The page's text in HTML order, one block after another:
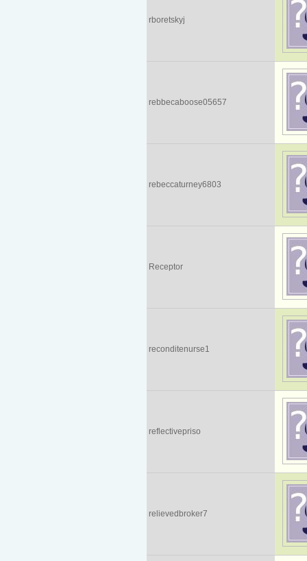
rboretskyj
rebbecaboose05657
rebeccaturney6803
Receptor
reconditenurse1
reflectivepriso
relievedbroker7